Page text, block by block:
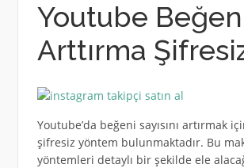
Youtube
Arttırma
Youtube’da beğeni sayısını artırmak
şifresiz yöntem bulunmaktadır. Bu
yöntemleri detaylı bir şekilde ele